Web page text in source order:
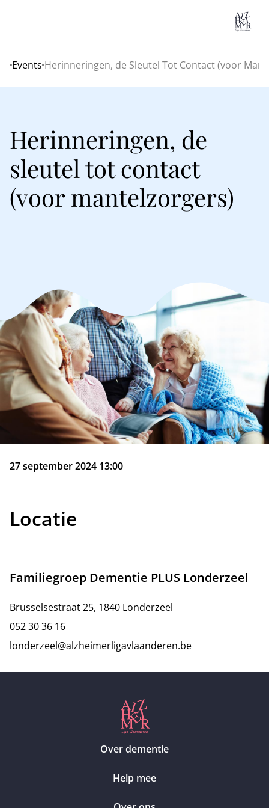
Home
Events Herinneringen, de Sleutel Tot Contact (voor
Herinneringen, de
sleutel tot contact
(voor mantelzorgers)
27 september 2024 13:00
Locatie
Familiegroep Dementie PLUS Londerzeel
Brusselsestraat 25, 1840 Londerzeel
052 30 36 16
londerzeel@alzheimerligavlaanderen.be
Over dementie
Help mee